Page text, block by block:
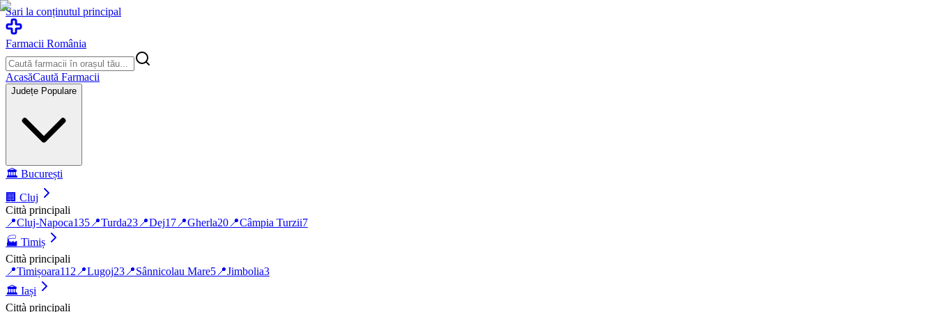
Sari la conținutul principal
Farmacii România
AcasăCaută Farmacii
Județe Populare
🏛️ București
🏢 Cluj
Città principali
📍Cluj-Napoca135 📍Turda23 📍Dej17 📍Gherla20 📍Câmpia Turzii7
🏭 Timiș
Città principali
📍Timișoara112 📍Lugoj23 📍Sânnicolau Mare5 📍Jimbolia3
🏛️ Iași
Città principali